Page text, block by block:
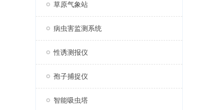
草原气象站
病虫害监测系统
性诱测报仪
孢子捕捉仪
智能吸虫塔